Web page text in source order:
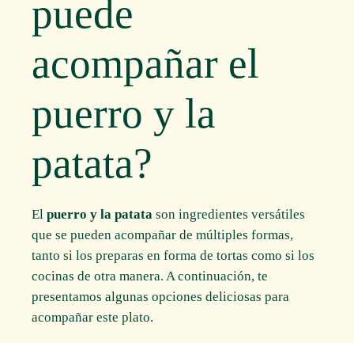
puede
acompañar el
puerro y la
patata?
Elpuerro y la patata son ingredientes versátiles
que se pueden acompañar de múltiples formas,
tanto si los preparas en forma de tortas como si los
cocinas de otra manera. A continuación, te
presentamos algunas opciones deliciosas para
acompañar este plato.